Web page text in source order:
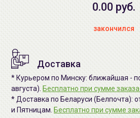
0.00 руб.
закончился
Доставка
* Курьером по Минску: ближайшая -
августа). Бесплатно при сумме заказа
* Доставка по Беларуси (Белпочта):
и Пятницам. Бесплатно при сумме